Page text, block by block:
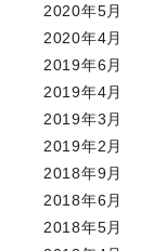
2020年5月
2020年4月
2019年6月
2019年4月
2019年3月
2019年2月
2018年9月
2018年6月
2018年5月